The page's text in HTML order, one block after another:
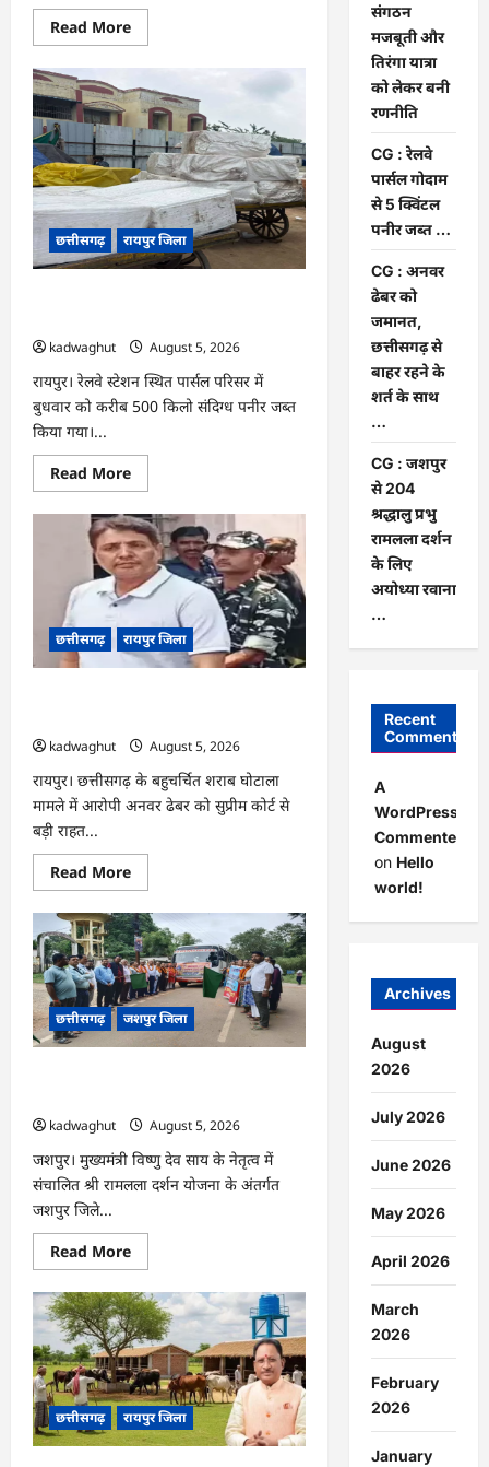
मंजूरी
Read MoreRead
more
अर्जुनी
मंडल
की
मासिक
बैठक
संपन्न,
संगठन
मजबूती
और
तिरंगा
यात्रा
को
लेकर
बनी
छत्तीसगढ़ रायपुर जिला
kadwaghut
August 5, 2026
रायपुर। रेलवे स्टेशन स्थित पार्सल परिसर में
बुधवार को करीब 500 किलो संदिग्ध पनीर जब्त
किया गया।...
Read MoreRead
more
CG
:
रेलवे
पार्सल
गोदाम
से
5
क्विंटल
पनीर
जब्त
…
छत्तीसगढ़ रायपुर जिला
kadwaghut
August 5, 2026
रायपुर। छत्तीसगढ़ के बहुचर्चित शराब घोटाला
मामले में आरोपी अनवर ढेबर को सुप्रीम कोर्ट से
बड़ी राहत...
Read MoreRead
more
CG
:
अनवर
ढेबर
को
जमानत,
छत्तीसगढ़
से
रहने
साथ
…
छत्तीसगढ़ जशपुर जिला
kadwaghut
August 5, 2026
जशपुर। मुख्यमंत्री विष्णु देव साय के नेतृत्व में
संचालित श्री रामलला दर्शन योजना के अंतर्गत
जशपुर जिले...
Read MoreRead
more
CG
:
जशपुर
से
204
श्रद्धालु
प्रभु
रामलला
दर्शन
के
लिए
छत्तीसगढ़ रायपुर जिला
संगठन
मजबूती और
तिरंगा यात्रा
को लेकर बनी
रणनीति
CG : रेलवे
पार्सल गोदाम
से 5 क्विंटल
पनीर जब्त …
CG : अनवर
ढेबर को
जमानत,
छत्तीसगढ़ से
बाहर रहने के
शर्त के साथ
…
CG : जशपुर
से 204
श्रद्धालु प्रभु
रामलला दर्शन
के लिए
अयोध्या रवाना
…
Recent
Comments
A
WordPress
Commenter
on Hello
world!
Archives
August
2026
July 2026
June 2026
May 2026
April 2026
March
2026
February
2026
January